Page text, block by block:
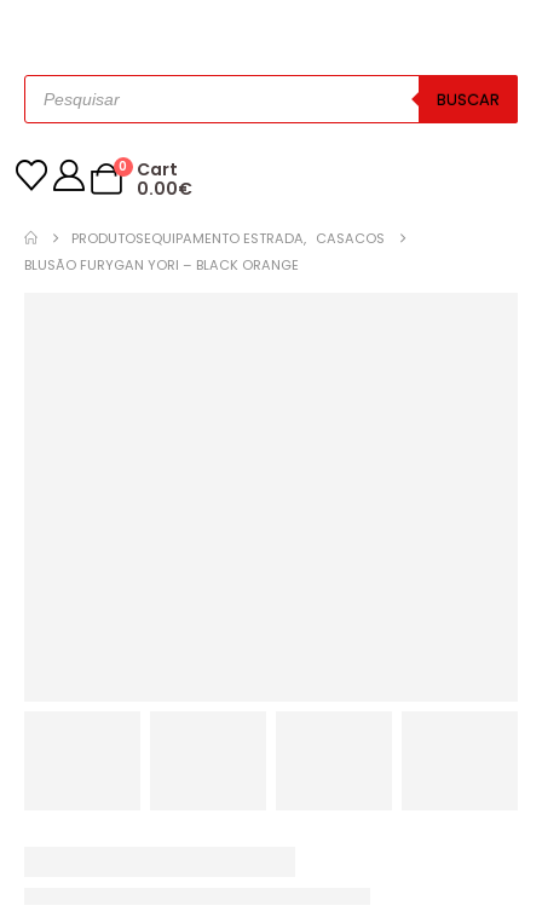
BUSCAR
0
Cart
0.00€
PRODUTOSEQUIPAMENTO ESTRADA, CASACOS
BLUSÃO FURYGAN YORI – BLACK ORANGE